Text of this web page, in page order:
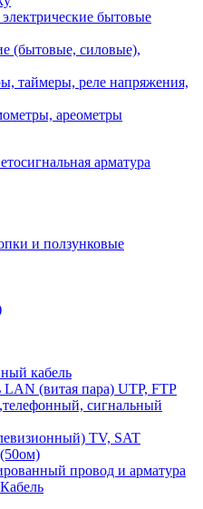
бытовые
(бытовые, силовые),
таймеры, реле напряжения,
ареометры
арматура
и ползунковые
кабель
(витая пара) UTP, FTP
сигнальный
TV, SAT
провод и арматура